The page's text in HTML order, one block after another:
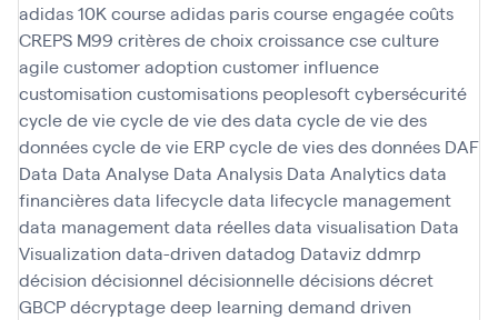
adidas 10K course adidas pariscourse engagéecoûts
CREPS M99 critères de choix croissancecseculture
agilecustomer adoption customer influence
customisation customisations peoplesoftcybersécurité
cycle de viecycle de vie des data cycle de vie des
donnéescycle de vie ERPcycle de vies des données DAF
Data Data Analyse Data Analysis Data Analyticsdata
financièresdata lifecycledata lifecycle management
data managementdata réellesdata visualisation Data
Visualization data-driven datadog Datavizddmrp
décision décisionnel décisionnelledécisionsdécret
GBCPdécryptagedeep learning demand driven